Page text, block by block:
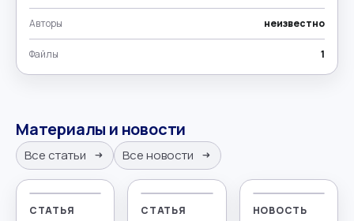
Авторы неизвестно
Файлы 1
Материалы и новости
Все статьи Все новости
СТАТЬЯ СТАТЬЯ НОВОСТЬ